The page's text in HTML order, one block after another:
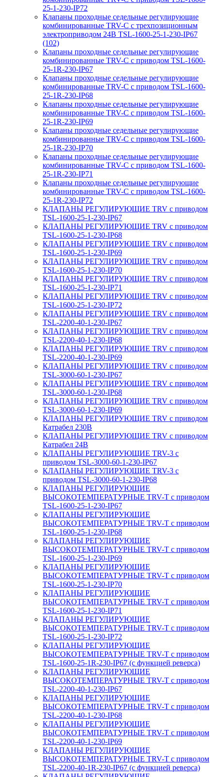
25-1-230-IP72
Клапаны проходные седельные регулирующие
комбинированные TRV-С с трехпозиционным
электроприводом 24В TSL-1600-25-1-230-IP67
(102)
Клапаны проходные седельные регулирующие
комбинированные TRV-С с приводом TSL-1600-
25-1R-230-IP67
Клапаны проходные седельные регулирующие
комбинированные TRV-С с приводом TSL-1600-
25-1R-230-IP68
Клапаны проходные седельные регулирующие
комбинированные TRV-С с приводом TSL-1600-
25-1R-230-IP69
Клапаны проходные седельные регулирующие
комбинированные TRV-С с приводом TSL-1600-
25-1R-230-IP70
Клапаны проходные седельные регулирующие
комбинированные TRV-С с приводом TSL-1600-
25-1R-230-IP71
Клапаны проходные седельные регулирующие
комбинированные TRV-С с приводом TSL-1600-
25-1R-230-IP72
КЛАПАНЫ РЕГУЛИРУЮЩИЕ TRV с приводом
TSL-1600-25-1-230-IP67
КЛАПАНЫ РЕГУЛИРУЮЩИЕ TRV с приводом
TSL-1600-25-1-230-IP68
КЛАПАНЫ РЕГУЛИРУЮЩИЕ TRV с приводом
TSL-1600-25-1-230-IP69
КЛАПАНЫ РЕГУЛИРУЮЩИЕ TRV с приводом
TSL-1600-25-1-230-IP70
КЛАПАНЫ РЕГУЛИРУЮЩИЕ TRV с приводом
TSL-1600-25-1-230-IP71
КЛАПАНЫ РЕГУЛИРУЮЩИЕ TRV с приводом
TSL-1600-25-1-230-IP72
КЛАПАНЫ РЕГУЛИРУЮЩИЕ TRV с приводом
TSL-2200-40-1-230-IP67
КЛАПАНЫ РЕГУЛИРУЮЩИЕ TRV с приводом
TSL-2200-40-1-230-IP68
КЛАПАНЫ РЕГУЛИРУЮЩИЕ TRV с приводом
TSL-2200-40-1-230-IP69
КЛАПАНЫ РЕГУЛИРУЮЩИЕ TRV с приводом
TSL-3000-60-1-230-IP67
КЛАПАНЫ РЕГУЛИРУЮЩИЕ TRV с приводом
TSL-3000-60-1-230-IP68
КЛАПАНЫ РЕГУЛИРУЮЩИЕ TRV с приводом
TSL-3000-60-1-230-IP69
КЛАПАНЫ РЕГУЛИРУЮЩИЕ TRV с приводом
Катрабел 230В
КЛАПАНЫ РЕГУЛИРУЮЩИЕ TRV с приводом
Катрабел 24В
КЛАПАНЫ РЕГУЛИРУЮЩИЕ TRV-3 с
приводом TSL-3000-60-1-230-IP67
КЛАПАНЫ РЕГУЛИРУЮЩИЕ TRV-3 с
приводом TSL-3000-60-1-230-IP68
КЛАПАНЫ РЕГУЛИРУЮЩИЕ
ВЫСОКОТЕМПЕРАТУРНЫЕ TRV-T с приводом
TSL-1600-25-1-230-IP67
КЛАПАНЫ РЕГУЛИРУЮЩИЕ
ВЫСОКОТЕМПЕРАТУРНЫЕ TRV-T с приводом
TSL-1600-25-1-230-IP68
КЛАПАНЫ РЕГУЛИРУЮЩИЕ
ВЫСОКОТЕМПЕРАТУРНЫЕ TRV-T с приводом
TSL-1600-25-1-230-IP69
КЛАПАНЫ РЕГУЛИРУЮЩИЕ
ВЫСОКОТЕМПЕРАТУРНЫЕ TRV-T с приводом
TSL-1600-25-1-230-IP70
КЛАПАНЫ РЕГУЛИРУЮЩИЕ
ВЫСОКОТЕМПЕРАТУРНЫЕ TRV-T с приводом
TSL-1600-25-1-230-IP71
КЛАПАНЫ РЕГУЛИРУЮЩИЕ
ВЫСОКОТЕМПЕРАТУРНЫЕ TRV-T с приводом
TSL-1600-25-1-230-IP72
КЛАПАНЫ РЕГУЛИРУЮЩИЕ
ВЫСОКОТЕМПЕРАТУРНЫЕ TRV-T с приводом
TSL-1600-25-1R-230-IP67 (с функцией реверса)
КЛАПАНЫ РЕГУЛИРУЮЩИЕ
ВЫСОКОТЕМПЕРАТУРНЫЕ TRV-T с приводом
TSL-2200-40-1-230-IP67
КЛАПАНЫ РЕГУЛИРУЮЩИЕ
ВЫСОКОТЕМПЕРАТУРНЫЕ TRV-T с приводом
TSL-2200-40-1-230-IP68
КЛАПАНЫ РЕГУЛИРУЮЩИЕ
ВЫСОКОТЕМПЕРАТУРНЫЕ TRV-T с приводом
TSL-2200-40-1-230-IP69
КЛАПАНЫ РЕГУЛИРУЮЩИЕ
ВЫСОКОТЕМПЕРАТУРНЫЕ TRV-T с приводом
TSL-2200-40-1R-230-IP67 (с функцией реверса)